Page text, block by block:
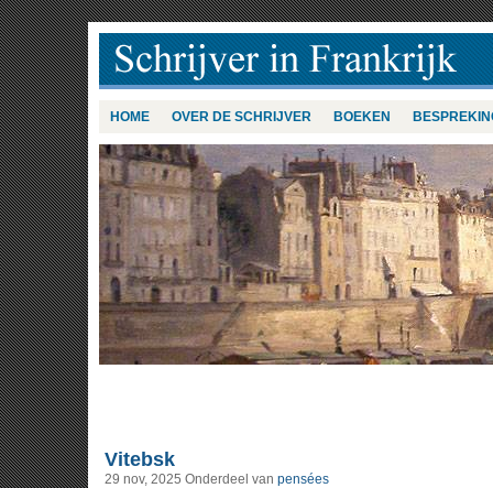
HOME OVER DE SCHRIJVER BOEKEN
Vitebsk
29 nov, 2025 Onderdeel van pensées